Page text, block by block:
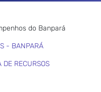
do Banpará
- BANPARÁ
DE RECURSOS